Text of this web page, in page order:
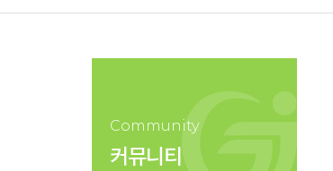
Community
커뮤니티